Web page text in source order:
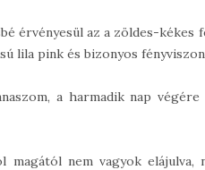
érvényesül az a zöldes-
lila pink és bizonyos
a harmadik nap
magától nem vagyok